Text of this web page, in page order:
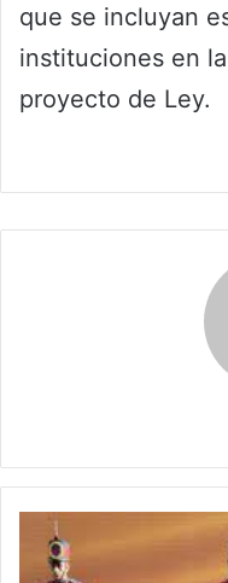
que se incluyan
instituciones en
proyecto de Ley.
Cincuenta
años
después